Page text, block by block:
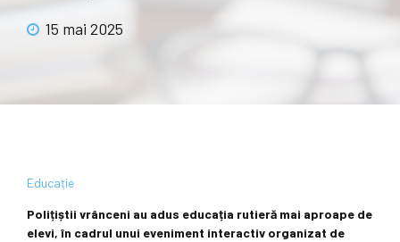
15 mai 2025
Educație
Polițiștii vrânceni au adus educația rutieră mai aproape de
elevi, în cadrul unui eveniment interactiv organizat de